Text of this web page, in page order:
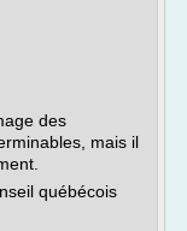
des
mais il
québécois